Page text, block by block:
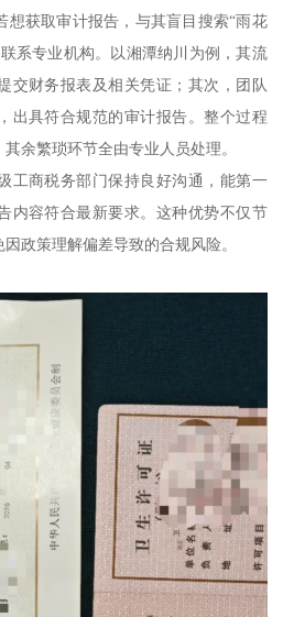
想获取审计报告，与其盲目搜索“雨花
系专业机构。以湘潭纳川为例，其流
交财务报表及相关凭证；其次，团队
出具符合规范的审计报告。整个过程
余繁琐环节全由专业人员处理。
工商税务部门保持良好沟通，能第一
内容符合最新要求。这种优势不仅节
政策理解偏差导致的合规风险。